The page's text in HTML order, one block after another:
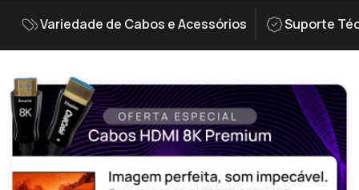
Variedade de Cabos e Acessórios Suporte